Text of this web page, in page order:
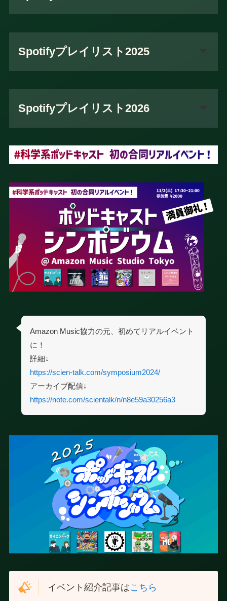
Spotifyプレイリスト2025
Spotifyプレイリスト2026
Amazon Music協力の元、初めてリアルイベント
に！
詳細↓
https://scien-talk.com/symposium2024/
アーカイブ配信↓
https://note.com/scientalk/n/n8e59a30256a3
イベント紹介記事はこちら